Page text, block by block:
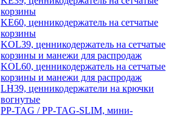
корзины
KE60, ценникодержатель на сетчатые
корзины
KOL39, ценникодержатель на сетчатые
корзины и манежи для распродаж
KOL60, ценникодержатель на сетчатые
корзины и манежи для распродаж
LH39, ценникодержатели на крючки
вогнутые
PP-TAG / PP-TAG-SLIM, мини-